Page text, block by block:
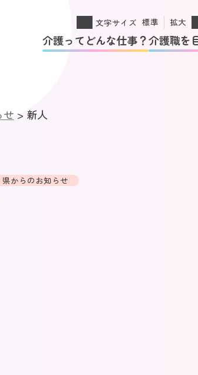
文字サイズ 標準 拡大
介護ってどんな仕事？介護職を
せ > 新人
県からのお知らせ